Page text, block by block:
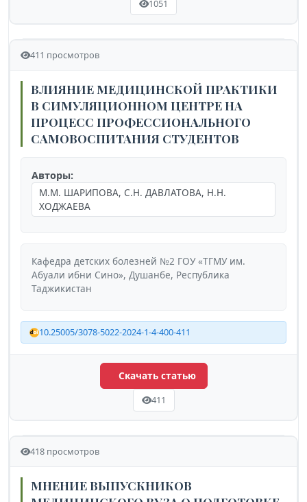
1051
411 просмотров
ВЛИЯНИЕ МЕДИЦИНСКОЙ ПРАКТИКИ
В СИМУЛЯЦИОННОМ ЦЕНТРЕ НА
ПРОЦЕСС ПРОФЕССИОНАЛЬНОГО
САМОВОСПИТАНИЯ СТУДЕНТОВ
Авторы:
М.М. ШАРИПОВА, С.Н. ДАВЛАТОВА, Н.Н.
ХОДЖАЕВА
Кафедра детских болезней №2 ГОУ «ТГМУ им.
Абуали ибни Сино», Душанбе, Республика
Таджикистан
10.25005/3078-5022-2024-1-4-400-411
Скачать статью
411
418 просмотров
МНЕНИЕ ВЫПУСКНИКОВ